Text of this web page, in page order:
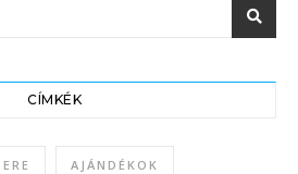
CÍMKÉK
AJÁNDÉKOK